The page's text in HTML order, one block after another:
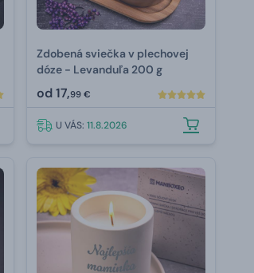
Zdobená sviečka v plechovej
dóze - Levanduľa 200 g
od17,99 €
U VÁS:11.8.2026